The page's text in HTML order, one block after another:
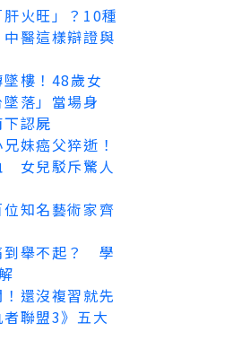
火旺」？10種
醫這樣辯證與
樓！48歲女
墜落」當場身
認屍
妹癌父猝逝！
女兒駁斥驚人
知名藝術家齊
到舉不起？ 學
還沒複習就先
聯盟3》五大